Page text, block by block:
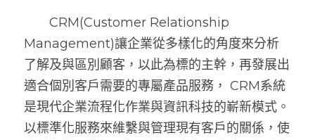
CRM(Customer Relationship
Management)讓企業從多樣化的角度來分析
了解及與區別顧客，以此為標的主幹，再發展出
適合個別客戶需要的專屬產品服務， CRM系統
是現代企業流程化作業與資訊科技的嶄新模式。
以標準化服務來維繫與管理現有客戶的關係，使